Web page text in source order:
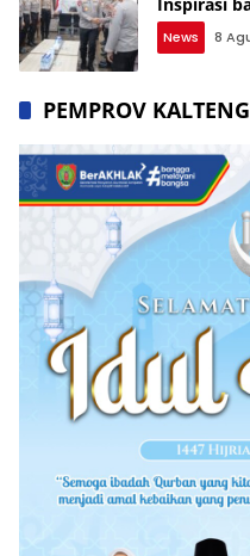
News 8
PEMPROV KALTENG